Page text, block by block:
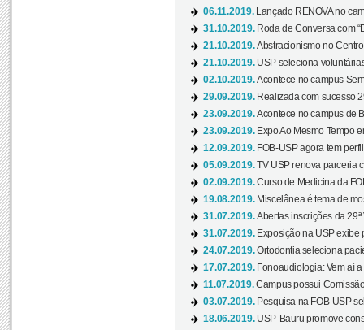
06.11.2019.
Lançado RENOVA no
31.10.2019. Roda de Conversa com
21.10.2019.Abstracionismo no
21.10.2019. USP seleciona
02.10.2019.Acontece no campus
29.09.2019. Realizada com sucesso
23.09.2019.Acontece no campus de
23.09.2019. Expo Ao Mesmo Tempo
12.09.2019. FOB-USP agora tem
05.09.2019.TV USP renova parceria
02.09.2019.Curso de Medicina da
19.08.2019. Miscelânea é tema de
31.07.2019.Abertas inscrições da 29ª
31.07.2019. Exposição na USP exibe
24.07.2019.Ortodontia seleciona
17.07.2019. Fonoaudiologia: Vem aí
11.07.2019.Campus possui
03.07.2019. Pesquisa na FOB-USP
18.06.2019. USP-Bauru promove